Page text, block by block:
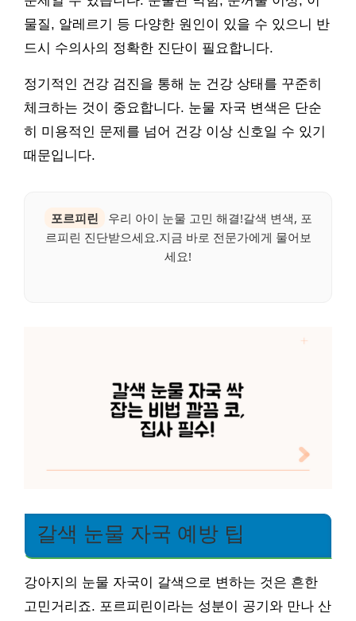
물질, 알레르기 등 다양한 원인이 있을 수 있으니 반
드시 수의사의 정확한 진단이 필요합니다.
정기적인 건강 검진을 통해 눈 건강 상태를 꾸준히
체크하는 것이 중요합니다. 눈물 자국 변색은 단순
히 미용적인 문제를 넘어 건강 이상 신호일 수 있기
때문입니다.
포르피린
우리 아이 눈물 고민 해결!갈색 변색, 포
르피린 진단받으세요.지금 바로 전문가에게 물어보
세요!
갈색 눈물 자국 예방 팁
강아지의 눈물 자국이 갈색으로 변하는 것은 흔한
고민거리죠. 포르피린이라는 성분이 공기와 만나 산